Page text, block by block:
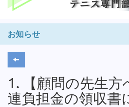
お知らせ
1. 【顧問の先生方
連負担金の領収書